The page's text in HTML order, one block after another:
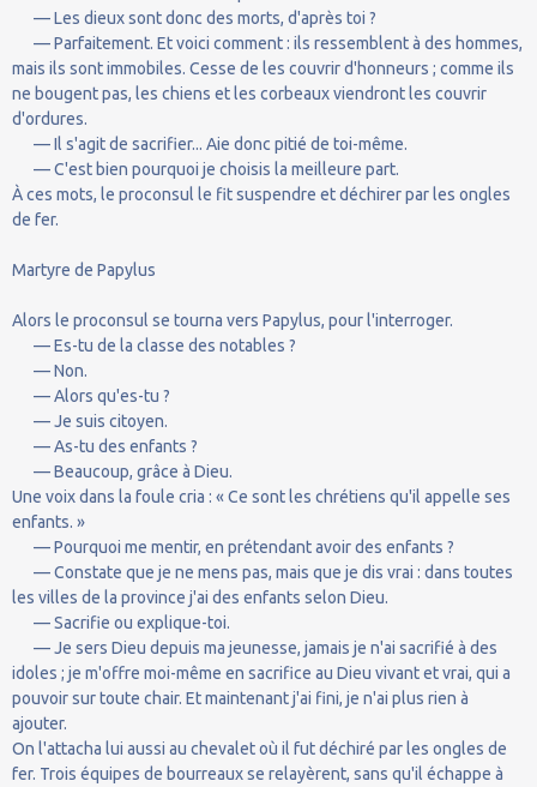
— Les dieux sont donc des morts, d'après toi ?
— Parfaitement. Et voici comment : ils ressemblent à des hommes,
mais ils sont immobiles. Cesse de les couvrir d'honneurs ; comme ils
ne bougent pas, les chiens et les corbeaux viendront les couvrir
d'ordures.
— Il s'agit de sacrifier... Aie donc pitié de toi-même.
— C'est bien pourquoi je choisis la meilleure part.
À ces mots, le proconsul le fit suspendre et déchirer par les ongles
de fer.
Martyre de Papylus
Alors le proconsul se tourna vers Papylus, pour l'interroger.
— Es-tu de la classe des notables ?
— Non.
— Alors qu'es-tu ?
— Je suis citoyen.
— As-tu des enfants ?
— Beaucoup, grâce à Dieu.
Une voix dans la foule cria : « Ce sont les chrétiens qu'il appelle ses
enfants. »
— Pourquoi me mentir, en prétendant avoir des enfants ?
— Constate que je ne mens pas, mais que je dis vrai : dans toutes
les villes de la province j'ai des enfants selon Dieu.
— Sacrifie ou explique-toi.
— Je sers Dieu depuis ma jeunesse, jamais je n'ai sacrifié à des
idoles ; je m'offre moi-même en sacrifice au Dieu vivant et vrai, qui a
pouvoir sur toute chair. Et maintenant j'ai fini, je n'ai plus rien à
ajouter.
On l'attacha lui aussi au chevalet où il fut déchiré par les ongles de
fer. Trois équipes de bourreaux se relayèrent, sans qu'il échappe à